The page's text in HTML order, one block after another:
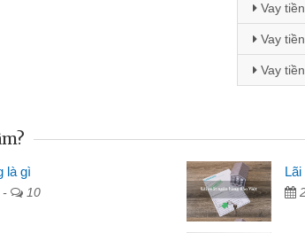
Vay
Vay
Vay
Mai Lan - Sinh viên
Tôi biết đến thông qua
sinh viên nên cần đóng tiền
là gì
- 10